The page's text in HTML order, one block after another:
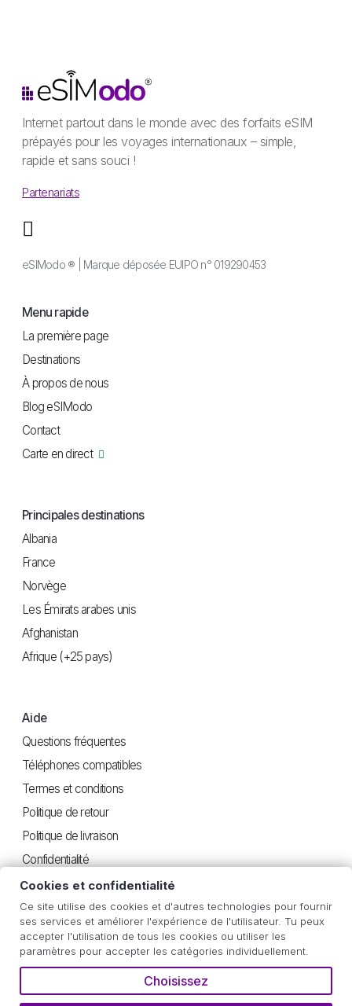
Internet partout dans le monde avec des forfaits eSIM
prépayés pour les voyages internationaux – simple,
rapide et sans souci !
Partenariats
eSIModo ® | Marque déposée EUIPO n° 019290453
Menu rapide
La première page
Destinations
À propos de nous
Blog eSIModo
Contact
Carte en direct
Principales destinations
Albania
France
Norvège
Les Émirats arabes unis
Afghanistan
Afrique (+25 pays)
Aide
Questions fréquentes
Téléphones compatibles
Termes et conditions
Politique de retour
Politique de livraison
Confidentialité
Utile
Instructions iOS
Instructions Android
Estimation de consommation
Cookies et confidentialité
Ce site utilise des cookies et d'autres technologies pour fournir
ses services et améliorer l'expérience de l'utilisateur. Tu peux
accepter l'utilisation de tous les cookies ou utiliser les
paramètres pour accepter les catégories individuellement.
Choisissez